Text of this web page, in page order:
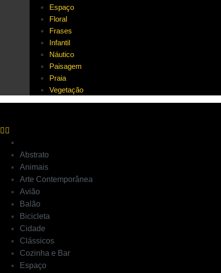
Espaço
Floral
Frases
Infantil
Náutico
Paisagem
Praia
Vegetação
Abstrato
Animais
Arte Contemporânea
Avião
Balão
Bicicleta
Cidade
Clássicos
Cozinha e Bar
Espaço